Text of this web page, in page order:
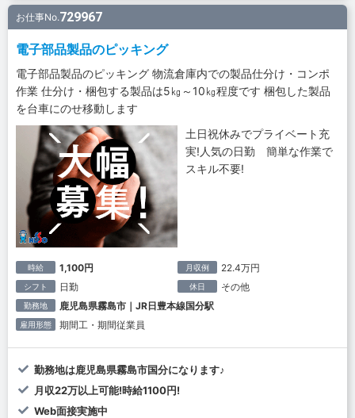
お仕事No.729967
電子部品製品のピッキング
電子部品製品のピッキング 物流倉庫内での製品仕分け・コンポ
作業 仕分け・梱包する製品は5㎏～10㎏程度です 梱包した製品
を台車にのせ移動します
土日祝休みでプライベート充
実!人気の日勤 簡単な作業で
スキル不要!
時給 1,100円 月収例 22.4万円
シフト 日勤 休日 その他
勤務地 鹿児島県霧島市｜JR日豊本線国分駅
雇用形態 期間工・期間従業員
勤務地は鹿児島県霧島市国分になります♪
月収22万以上可能!時給1100円!
Web面接実施中